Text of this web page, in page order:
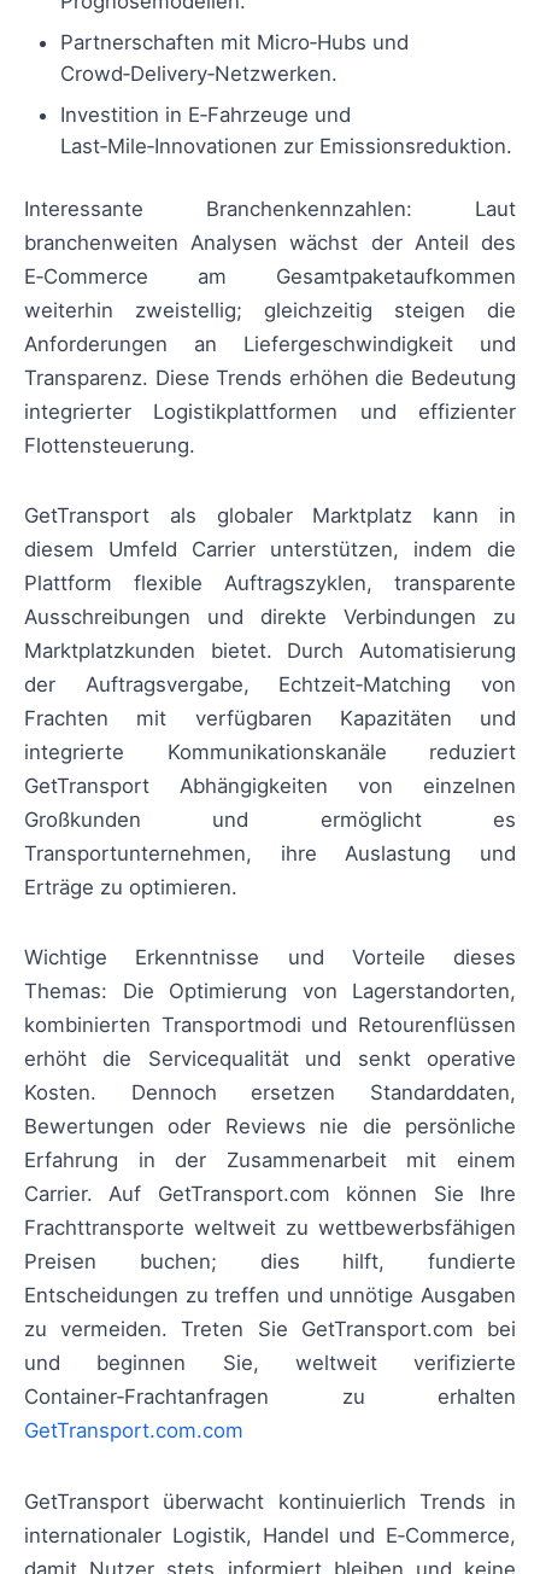
Partnerschaften mit Micro‑Hubs und
Crowd‑Delivery‑Netzwerken.
Investition in E‑Fahrzeuge und
Last‑Mile‑Innovationen zur Emissionsreduktion.
Interessante Branchenkennzahlen: Laut
branchenweiten Analysen wächst der Anteil des
E‑Commerce am Gesamtpaketaufkommen
weiterhin zweistellig; gleichzeitig steigen die
Anforderungen an Liefergeschwindigkeit und
Transparenz. Diese Trends erhöhen die Bedeutung
integrierter Logistikplattformen und effizienter
Flottensteuerung.
GetTransport als globaler Marktplatz kann in
diesem Umfeld Carrier unterstützen, indem die
Plattform flexible Auftragszyklen, transparente
Ausschreibungen und direkte Verbindungen zu
Marktplatzkunden bietet. Durch Automatisierung
der Auftragsvergabe, Echtzeit‑Matching von
Frachten mit verfügbaren Kapazitäten und
integrierte Kommunikationskanäle reduziert
GetTransport Abhängigkeiten von einzelnen
Großkunden und ermöglicht es
Transportunternehmen, ihre Auslastung und
Erträge zu optimieren.
Wichtige Erkenntnisse und Vorteile dieses
Themas: Die Optimierung von Lagerstandorten,
kombinierten Transportmodi und Retourenflüssen
erhöht die Servicequalität und senkt operative
Kosten. Dennoch ersetzen Standarddaten,
Bewertungen oder Reviews nie die persönliche
Erfahrung in der Zusammenarbeit mit einem
Carrier. Auf GetTransport.com können Sie Ihre
Frachttransporte weltweit zu wettbewerbsfähigen
Preisen buchen; dies hilft, fundierte
Entscheidungen zu treffen und unnötige Ausgaben
zu vermeiden. Treten Sie GetTransport.com bei
und beginnen Sie, weltweit verifizierte
Container‑Frachtanfragen zu erhalten
GetTransport.com.com
GetTransport überwacht kontinuierlich Trends in
internationaler Logistik, Handel und E‑Commerce,
damit Nutzer stets informiert bleiben und keine